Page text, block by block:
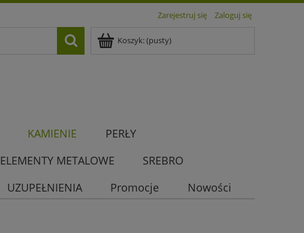
Zarejestruj się Zaloguj się
Koszyk:(pusty)
KAMIENIE
PERŁY
ELEMENTY METALOWE
SREBRO
UZUPEŁNIENIA Promocje Nowości